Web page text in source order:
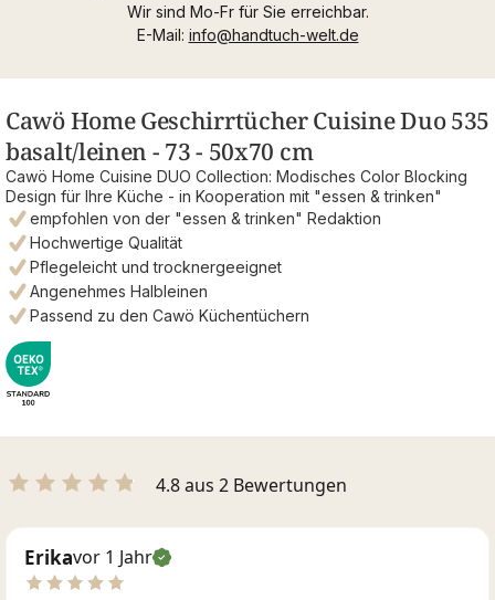
Wir sind Mo-Fr für Sie erreichbar.
E-Mail: info@handtuch-welt.de
Cawö Home Geschirrtücher Cuisine Duo 535
basalt/leinen - 73 - 50x70 cm
Cawö Home Cuisine DUO Collection: Modisches Color Blocking
Design für Ihre Küche - in Kooperation mit "essen & trinken"
empfohlen von der "essen & trinken" Redaktion
Hochwertige Qualität
Pflegeleicht und trocknergeeignet
Angenehmes Halbleinen
Passend zu den Cawö Küchentüchern
4.8 aus 2 Bewertungen
Erikavor 1 Jahr